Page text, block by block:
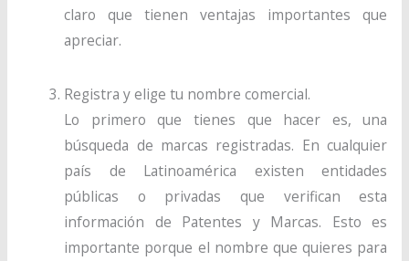
claro que tienen ventajas importantes que
apreciar.
Registra y elige tu nombre comercial.
Lo primero que tienes que hacer es, una
búsqueda de marcas registradas. En cualquier
país de Latinoamérica existen entidades
públicas o privadas que verifican esta
información de Patentes y Marcas. Esto es
importante porque el nombre que quieres para